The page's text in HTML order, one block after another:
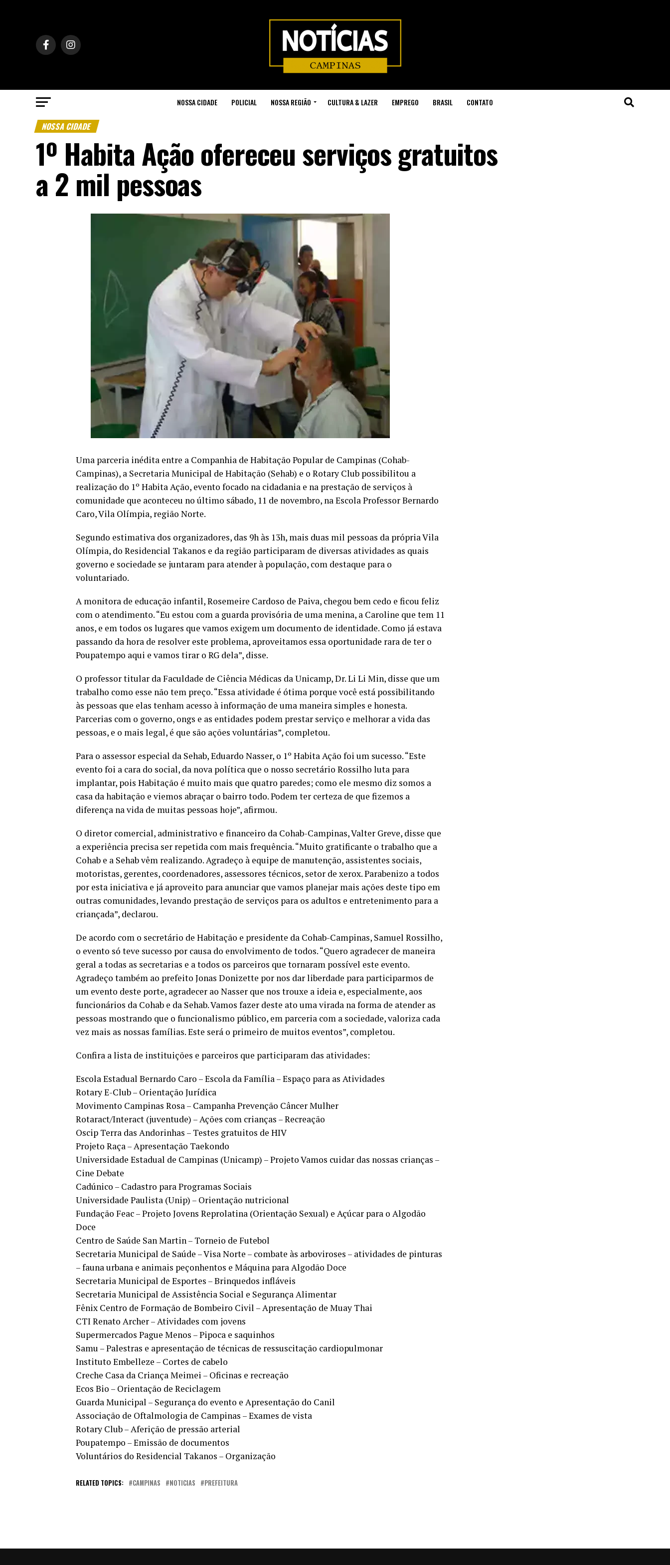
NOSSA CIDADE POLICIAL NOSSA REGIÃO CULTURA & LAZER EMPREGO BRASIL CONTATO
NOSSA CIDADE
1º Habita Ação ofereceu serviços gratuitos
a 2 mil pessoas
Uma parceria inédita entre a Companhia de Habitação Popular de Campinas (Cohab-
Campinas), a Secretaria Municipal de Habitação (Sehab) e o Rotary Club possibilitou a
realização do 1º Habita Ação, evento focado na cidadania e na prestação de serviços à
comunidade que aconteceu no último sábado, 11 de novembro, na Escola Professor Bernardo
Caro, Vila Olímpia, região Norte.
Segundo estimativa dos organizadores, das 9h às 13h, mais duas mil pessoas da própria Vila
Olímpia, do Residencial Takanos e da região participaram de diversas atividades as quais
governo e sociedade se juntaram para atender à população, com destaque para o
voluntariado.
A monitora de educação infantil, Rosemeire Cardoso de Paiva, chegou bem cedo e ficou feliz
com o atendimento. “Eu estou com a guarda provisória de uma menina, a Caroline que tem 11
anos, e em todos os lugares que vamos exigem um documento de identidade. Como já estava
passando da hora de resolver este problema, aproveitamos essa oportunidade rara de ter o
Poupatempo aqui e vamos tirar o RG dela”, disse.
O professor titular da Faculdade de Ciência Médicas da Unicamp, Dr. Li Li Min, disse que um
trabalho como esse não tem preço. “Essa atividade é ótima porque você está possibilitando
às pessoas que elas tenham acesso à informação de uma maneira simples e honesta.
Parcerias com o governo, ongs e as entidades podem prestar serviço e melhorar a vida das
pessoas, e o mais legal, é que são ações voluntárias”, completou.
Para o assessor especial da Sehab, Eduardo Nasser, o 1º Habita Ação foi um sucesso. “Este
evento foi a cara do social, da nova política que o nosso secretário Rossilho luta para
implantar, pois Habitação é muito mais que quatro paredes; como ele mesmo diz somos a
casa da habitação e viemos abraçar o bairro todo. Podem ter certeza de que fizemos a
diferença na vida de muitas pessoas hoje”, afirmou.
O diretor comercial, administrativo e financeiro da Cohab-Campinas, Valter Greve, disse que
a experiência precisa ser repetida com mais frequência. “Muito gratificante o trabalho que a
Cohab e a Sehab vêm realizando. Agradeço à equipe de manutenção, assistentes sociais,
motoristas, gerentes, coordenadores, assessores técnicos, setor de xerox. Parabenizo a todos
por esta iniciativa e já aproveito para anunciar que vamos planejar mais ações deste tipo em
outras comunidades, levando prestação de serviços para os adultos e entretenimento para a
criançada”, declarou.
De acordo com o secretário de Habitação e presidente da Cohab-Campinas, Samuel Rossilho,
o evento só teve sucesso por causa do envolvimento de todos. “Quero agradecer de maneira
geral a todas as secretarias e a todos os parceiros que tornaram possível este evento.
Agradeço também ao prefeito Jonas Donizette por nos dar liberdade para participarmos de
um evento deste porte, agradecer ao Nasser que nos trouxe a ideia e, especialmente, aos
funcionários da Cohab e da Sehab. Vamos fazer deste ato uma virada na forma de atender as
pessoas mostrando que o funcionalismo público, em parceria com a sociedade, valoriza cada
vez mais as nossas famílias. Este será o primeiro de muitos eventos”, completou.
Confira a lista de instituições e parceiros que participaram das atividades:
Escola Estadual Bernardo Caro – Escola da Família – Espaço para as Atividades
Rotary E-Club – Orientação Jurídica
Movimento Campinas Rosa – Campanha Prevenção Câncer Mulher
Rotaract/Interact (juventude) – Ações com crianças – Recreação
Oscip Terra das Andorinhas – Testes gratuitos de HIV
Projeto Raça – Apresentação Taekondo
Universidade Estadual de Campinas (Unicamp) – Projeto Vamos cuidar das nossas crianças –
Cine Debate
Cadúnico – Cadastro para Programas Sociais
Universidade Paulista (Unip) – Orientação nutricional
Fundação Feac – Projeto Jovens Reprolatina (Orientação Sexual) e Açúcar para o Algodão
Doce
Centro de Saúde San Martin – Torneio de Futebol
Secretaria Municipal de Saúde – Visa Norte – combate às arboviroses – atividades de pinturas
– fauna urbana e animais peçonhentos e Máquina para Algodão Doce
Secretaria Municipal de Esportes – Brinquedos infláveis
Secretaria Municipal de Assistência Social e Segurança Alimentar
Fênix Centro de Formação de Bombeiro Civil – Apresentação de Muay Thai
CTI Renato Archer – Atividades com jovens
Supermercados Pague Menos – Pipoca e saquinhos
Samu – Palestras e apresentação de técnicas de ressuscitação cardiopulmonar
Instituto Embelleze – Cortes de cabelo
Creche Casa da Criança Meimei – Oficinas e recreação
Ecos Bio – Orientação de Reciclagem
Guarda Municipal – Segurança do evento e Apresentação do Canil
Associação de Oftalmologia de Campinas – Exames de vista
Rotary Club – Aferição de pressão arterial
Poupatempo – Emissão de documentos
Voluntários do Residencial Takanos – Organização
RELATED TOPICS: CAMPINAS NOTICIAS PREFEITURA